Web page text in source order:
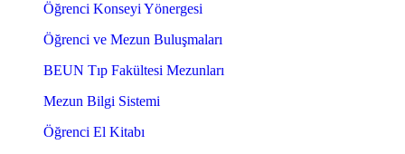
Öğrenci Konseyi Yönergesi
Öğrenci ve Mezun Buluşmaları
BEUN Tıp Fakültesi Mezunları
Mezun Bilgi Sistemi
Öğrenci El Kitabı